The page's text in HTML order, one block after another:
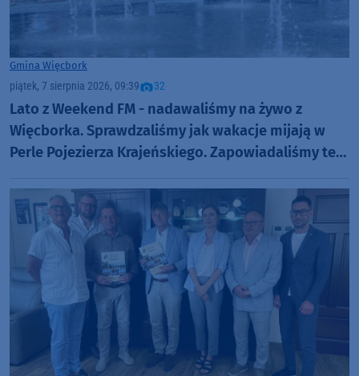
Gmina Więcbork
piątek, 7 sierpnia 2026, 09:39 32
Lato z Weekend FM - nadawaliśmy na żywo z
Więcborka. Sprawdzaliśmy jak wakacje mijają w
Perle Pojezierza Krajeńskiego. Zapowiadaliśmy też